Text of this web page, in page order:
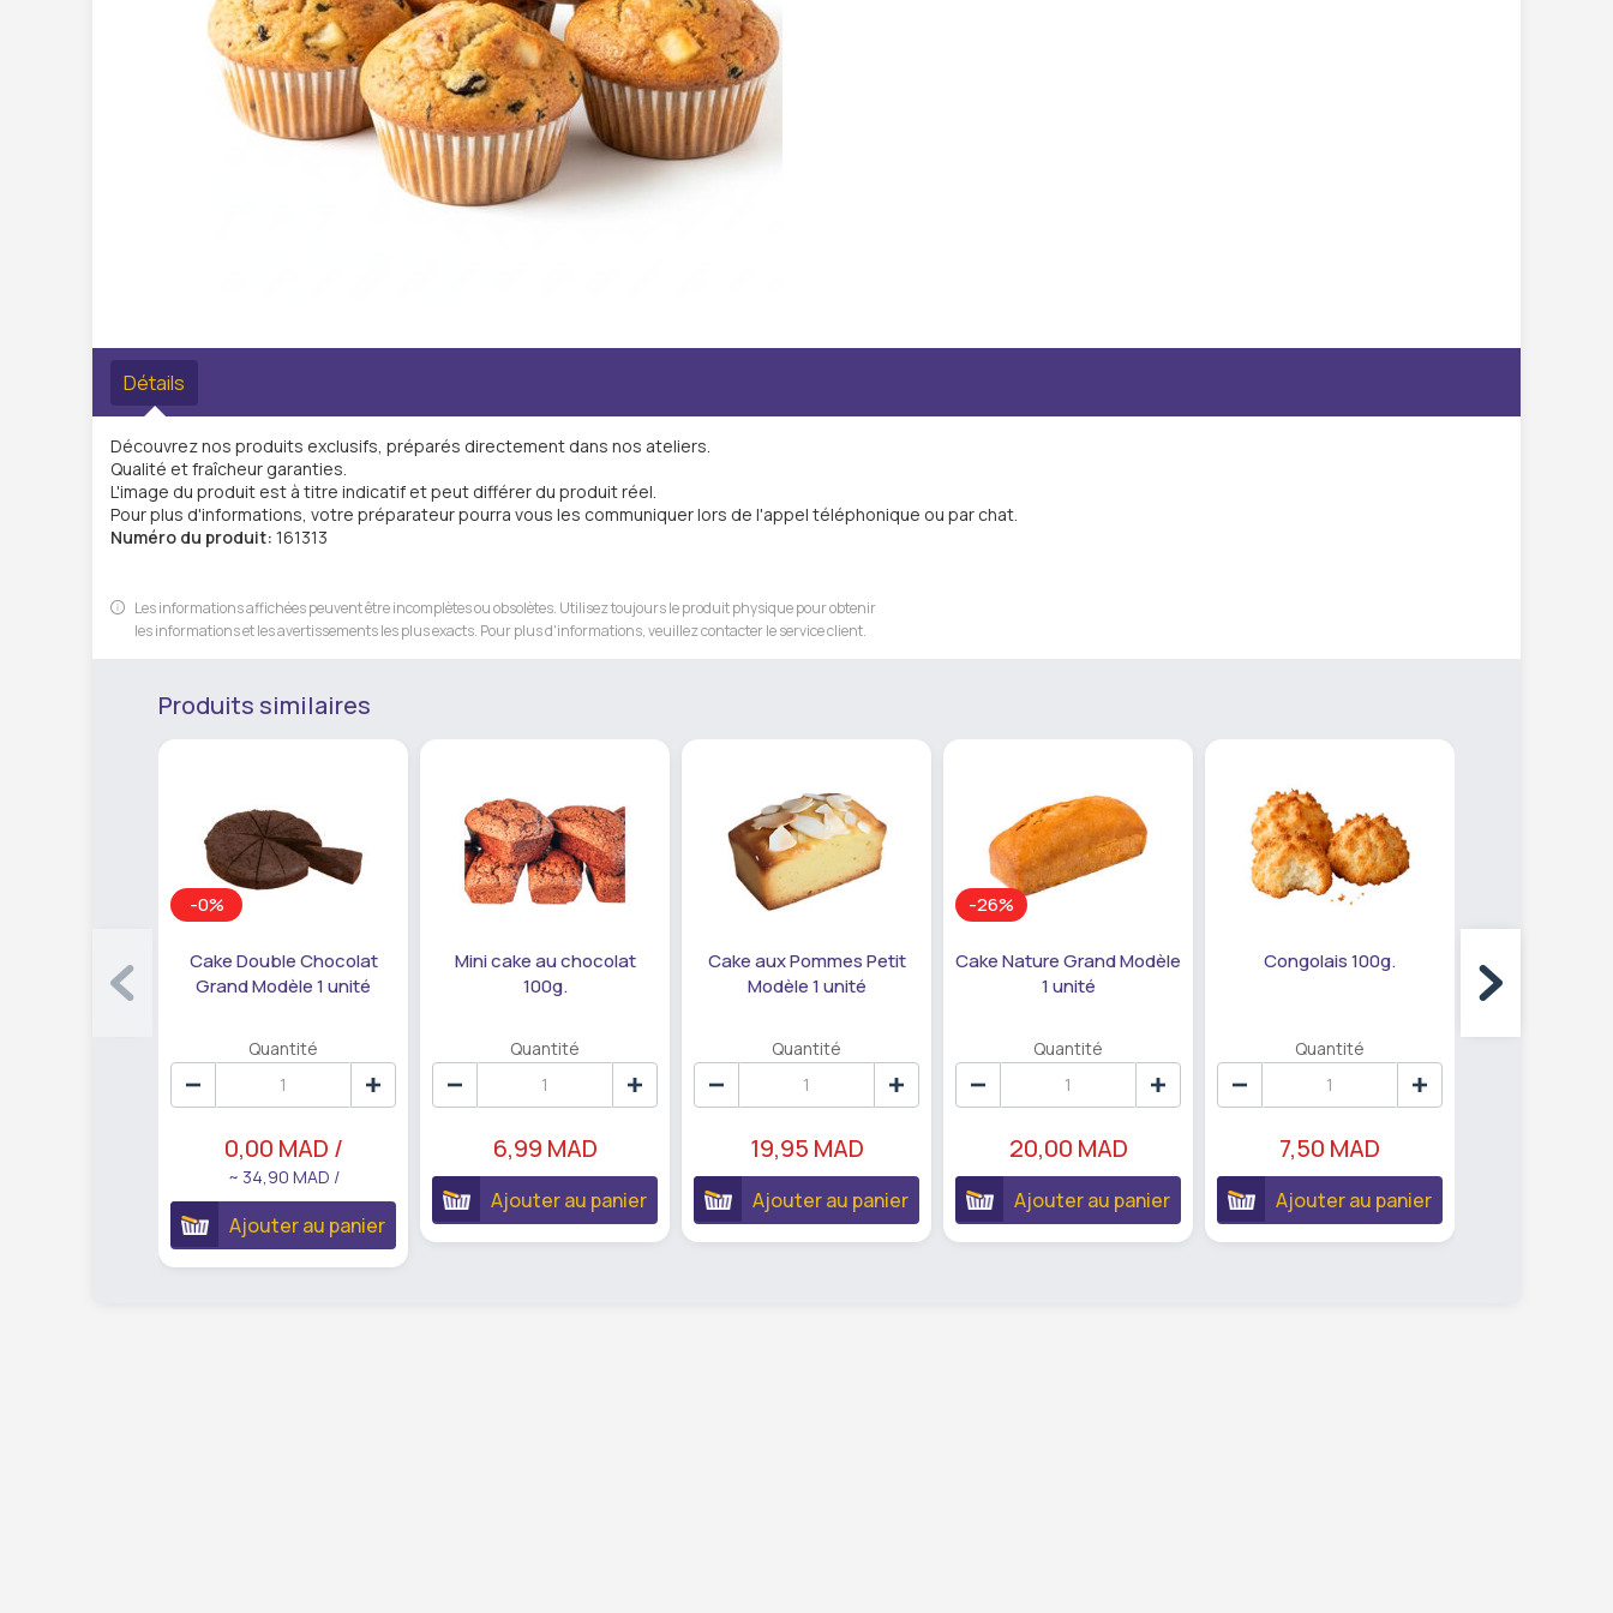
Détails
Découvrez nos produits exclusifs, préparés directement dans nos ateliers.
Qualité et fraîcheur garanties.
L'image du produit est à titre indicatif et peut différer du produit réel.
Pour plus d'informations, votre préparateur pourra vous les communiquer lors de l'appel téléphonique ou par chat.
Numéro du produit: 161313
Les informations affichées peuvent être incomplètes ou obsolètes. Utilisez toujours le produit physique pour obtenir
les informations et les avertissements les plus exacts. Pour plus d'informations, veuillez contacter le service client.
Produits similaires
-0%
Cake Double Chocolat
Grand Modèle 1 unité
Quantité
0,00 MAD /
~ 34,90 MAD /
Ajouter au panier
Mini cake au chocolat
100g.
Quantité
6,99 MAD
Ajouter au panier
Cake aux Pommes Petit
Modèle 1 unité
Quantité
19,95 MAD
Ajouter au panier
-26%
Cake Nature Grand Modèle
1 unité
Quantité
20,00 MAD
Ajouter au panier
Congolais 100g.
Quantité
7,50 MAD
Ajouter au panier
Cake Marbré